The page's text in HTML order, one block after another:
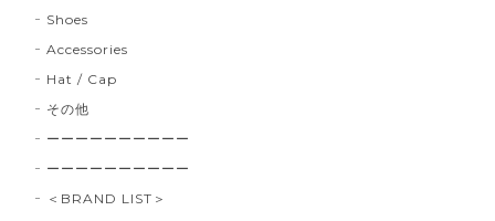
Shoes
Accessories
Hat / Cap
その他
ーーーーーーーーーー
ーーーーーーーーーー
＜BRAND LIST＞